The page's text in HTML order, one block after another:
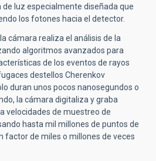
luz especialmente diseñada que
los fotones hacia el detector.
cámara realiza el análisis de la
algoritmos avanzados para
de los eventos de rayos
destellos Cherenkov
duran unos pocos nanosegundos o
la cámara digitaliza y graba
velocidades de muestreo de
hasta mil millones de puntos de
factor de miles o millones de veces